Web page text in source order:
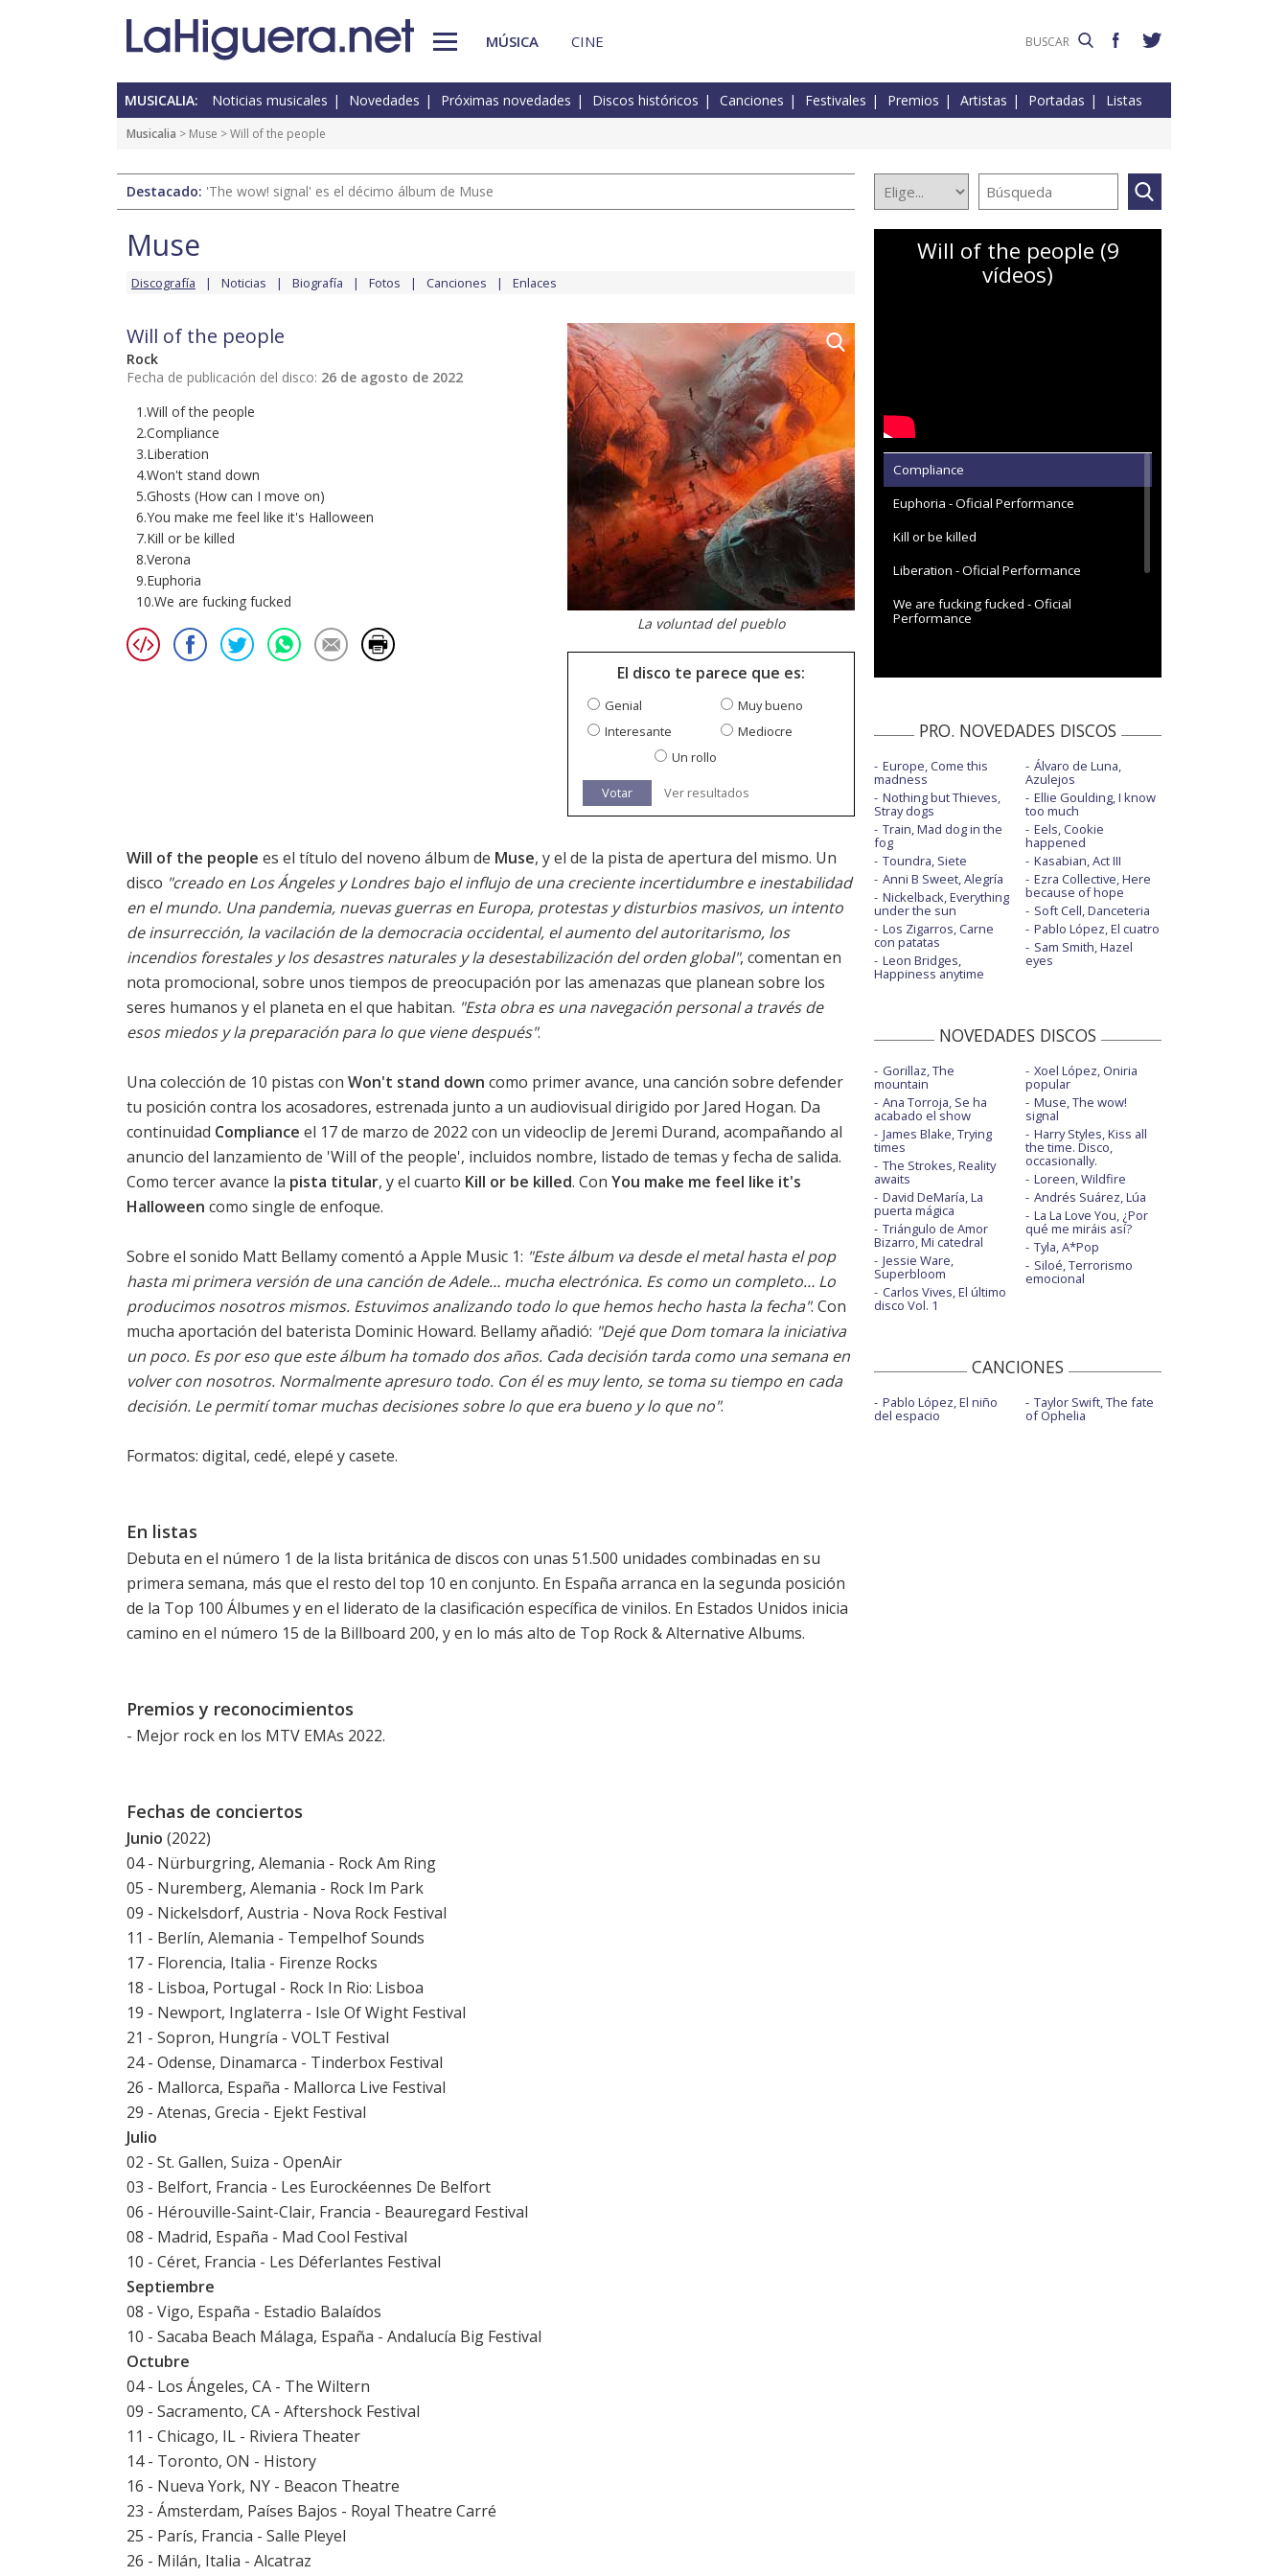
MÚSICA CINE
MUSICALIA: Noticias musicales Novedades Próximas novedades Discos históricos Canciones Festivales Premios Artistas Portadas Listas
Musicalia > Muse > Will of the people
Destacado: 'The wow! signal' es el décimo álbum de Muse
Muse
Discografía Noticias Biografía Fotos Canciones Enlaces
Will of the people
Rock
Fecha de publicación del disco: 26 de agosto de 2022
1.Will of the people
2.Compliance
3.Liberation
4.Won't stand down
5.Ghosts (How can I move on)
6.You make me feel like it's Halloween
7.Kill or be killed
8.Verona
9.Euphoria
10.We are fucking fucked
La voluntad del pueblo
El disco te parece que es:
Genial
Muy bueno
Interesante
Mediocre
Un rollo
Votar Ver resultados
Will of the people es el título del noveno álbum de Muse, y el de la pista de apertura del mismo. Un
disco "creado en Los Ángeles y Londres bajo el influjo de una creciente incertidumbre e inestabilidad
en el mundo. Una pandemia, nuevas guerras en Europa, protestas y disturbios masivos, un intento
de insurrección, la vacilación de la democracia occidental, el aumento del autoritarismo, los
incendios forestales y los desastres naturales y la desestabilización del orden global", comentan en
nota promocional, sobre unos tiempos de preocupación por las amenazas que planean sobre los
seres humanos y el planeta en el que habitan. "Esta obra es una navegación personal a través de
esos miedos y la preparación para lo que viene después".
Una colección de 10 pistas con Won't stand down como primer avance, una canción sobre defender
tu posición contra los acosadores, estrenada junto a un audiovisual dirigido por Jared Hogan. Da
continuidad Compliance el 17 de marzo de 2022 con un videoclip de Jeremi Durand, acompañando al
anuncio del lanzamiento de 'Will of the people', incluidos nombre, listado de temas y fecha de salida.
Como tercer avance la pista titular, y el cuarto Kill or be killed. Con You make me feel like it's
Halloween como single de enfoque.
Sobre el sonido Matt Bellamy comentó a Apple Music 1: "Este álbum va desde el metal hasta el pop
hasta mi primera versión de una canción de Adele… mucha electrónica. Es como un completo… Lo
producimos nosotros mismos. Estuvimos analizando todo lo que hemos hecho hasta la fecha". Con
mucha aportación del baterista Dominic Howard. Bellamy añadió: "Dejé que Dom tomara la iniciativa
un poco. Es por eso que este álbum ha tomado dos años. Cada decisión tarda como una semana en
volver con nosotros. Normalmente apresuro todo. Con él es muy lento, se toma su tiempo en cada
decisión. Le permití tomar muchas decisiones sobre lo que era bueno y lo que no".
Formatos: digital, cedé, elepé y casete.
En listas
Debuta en el número 1 de la lista británica de discos con unas 51.500 unidades combinadas en su
primera semana, más que el resto del top 10 en conjunto. En España arranca en la segunda posición
de la Top 100 Álbumes y en el liderato de la clasificación específica de vinilos. En Estados Unidos inicia
camino en el número 15 de la Billboard 200, y en lo más alto de Top Rock & Alternative Albums.
Premios y reconocimientos
- Mejor rock en los MTV EMAs 2022.
Fechas de conciertos
Junio (2022)
04 - Nürburgring, Alemania - Rock Am Ring
05 - Nuremberg, Alemania - Rock Im Park
09 - Nickelsdorf, Austria - Nova Rock Festival
11 - Berlín, Alemania - Tempelhof Sounds
17 - Florencia, Italia - Firenze Rocks
18 - Lisboa, Portugal - Rock In Rio: Lisboa
19 - Newport, Inglaterra - Isle Of Wight Festival
21 - Sopron, Hungría - VOLT Festival
24 - Odense, Dinamarca - Tinderbox Festival
26 - Mallorca, España - Mallorca Live Festival
29 - Atenas, Grecia - Ejekt Festival
Julio
02 - St. Gallen, Suiza - OpenAir
03 - Belfort, Francia - Les Eurockéennes De Belfort
06 - Hérouville-Saint-Clair, Francia - Beauregard Festival
08 - Madrid, España - Mad Cool Festival
10 - Céret, Francia - Les Déferlantes Festival
Septiembre
08 - Vigo, España - Estadio Balaídos
10 - Sacaba Beach Málaga, España - Andalucía Big Festival
Octubre
04 - Los Ángeles, CA - The Wiltern
09 - Sacramento, CA - Aftershock Festival
11 - Chicago, IL - Riviera Theater
14 - Toronto, ON - History
16 - Nueva York, NY - Beacon Theatre
23 - Ámsterdam, Países Bajos - Royal Theatre Carré
25 - París, Francia - Salle Pleyel
26 - Milán, Italia - Alcatraz
Will of the people (9
vídeos)
Compliance
Euphoria - Oficial Performance
Kill or be killed
Liberation - Oficial Performance
We are fucking fucked - Oficial
Performance
PRO. NOVEDADES DISCOS
Europe, Come this
madness
Nothing but Thieves,
Stray dogs
Train, Mad dog in the
fog
Toundra, Siete
Anni B Sweet, Alegría
Nickelback, Everything
under the sun
Los Zigarros, Carne
con patatas
Leon Bridges,
Happiness anytime
Álvaro de Luna,
Azulejos
Ellie Goulding, I know
too much
Eels, Cookie
happened
Kasabian, Act III
Ezra Collective, Here
because of hope
Soft Cell, Danceteria
Pablo López, El cuatro
Sam Smith, Hazel
eyes
NOVEDADES DISCOS
Gorillaz, The
mountain
Ana Torroja, Se ha
acabado el show
James Blake, Trying
times
The Strokes, Reality
awaits
David DeMaría, La
puerta mágica
Triángulo de Amor
Bizarro, Mi catedral
Jessie Ware,
Superbloom
Carlos Vives, El último
disco Vol. 1
Xoel López, Oniria
popular
Muse, The wow!
signal
Harry Styles, Kiss all
the time. Disco,
occasionally.
Loreen, Wildfire
Andrés Suárez, Lúa
La La Love You, ¿Por
qué me miráis así?
Tyla, A*Pop
Siloé, Terrorismo
emocional
CANCIONES
Pablo López, El niño
del espacio
Taylor Swift, The fate
of Ophelia